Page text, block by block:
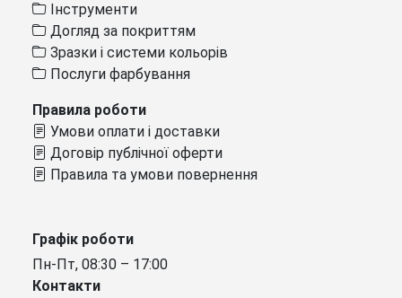
Інструменти
Догляд за покриттям
Зразки і системи кольорів
Послуги фарбування
Правила роботи
Умови оплати і доставки
Договір публічної оферти
Правила та умови повернення
Графік роботи
Пн-Пт, 08:30 – 17:00
Контакти